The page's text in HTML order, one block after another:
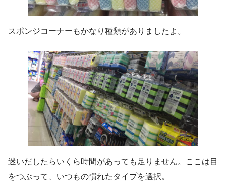
スポンジコーナーもかなり種類がありましたよ。
迷いだしたらいくら時間があっても足りません。ここは目
をつぶって、いつもの慣れたタイプを選択。